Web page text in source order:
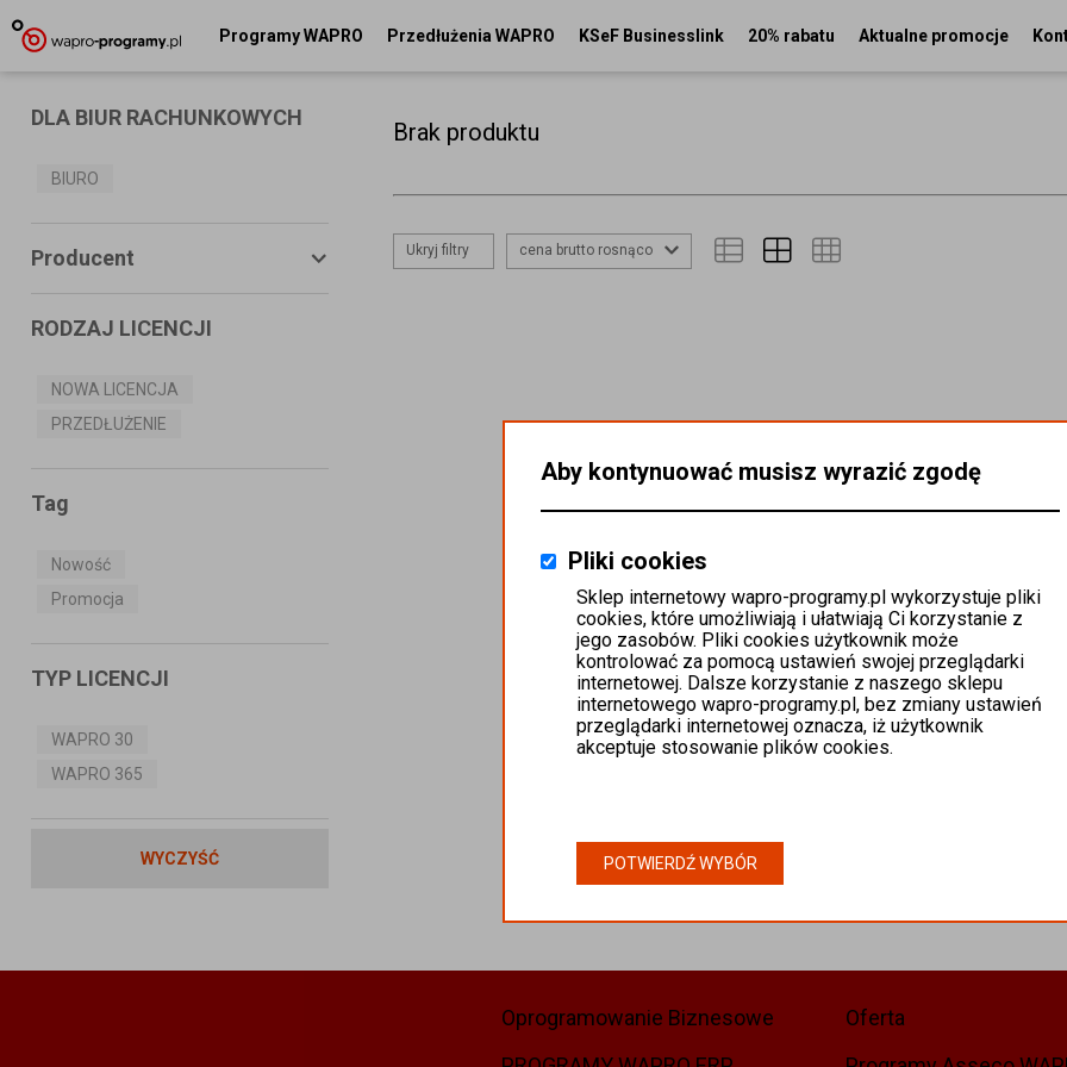
Programy WAPRO Przedłużenia WAPRO KSeF Businesslink 20% rabatu Aktualne promocje
DLA BIUR RACHUNKOWYCH
BIURO
Producent
S.A.
MS SYSTEMS
MISTRAL.NET Sp. z o.o
RODZAJ LICENCJI
NOWA LICENCJA
PRZEDŁUŻENIE
Tag
Nowość
Promocja
TYP LICENCJI
WAPRO 30
WAPRO 365
WYCZYŚĆ
Brak produktu
Ukryj filtry cena brutto rosnąco
Oprogramowanie Biznesowe
Oferta
Aby kontynuować musisz wyrazić zgodę
Pliki cookies
Sklep internetowy wapro-programy.pl wykorzystuje pliki
cookies, które umożliwiają i ułatwiają Ci korzystanie z
jego zasobów. Pliki cookies użytkownik może
kontrolować za pomocą ustawień swojej przeglądarki
internetowej. Dalsze korzystanie z naszego sklepu
internetowego wapro-programy.pl, bez zmiany ustawień
przeglądarki internetowej oznacza, iż użytkownik
akceptuje stosowanie plików cookies.
POTWIERDŹ WYBÓR